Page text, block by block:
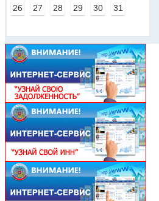
26 27 28 29 30 31